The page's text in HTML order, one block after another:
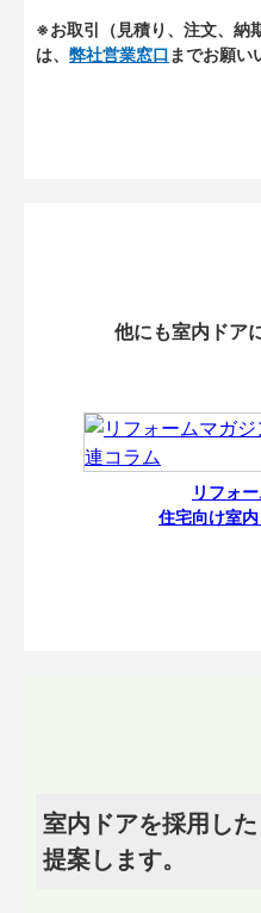
※お取引（見積り、注文、納
は、 弊社営業窓口 までお願い
他にも室内ドア
リフォ
住宅向け室
室内ドアを採用し
提案します。